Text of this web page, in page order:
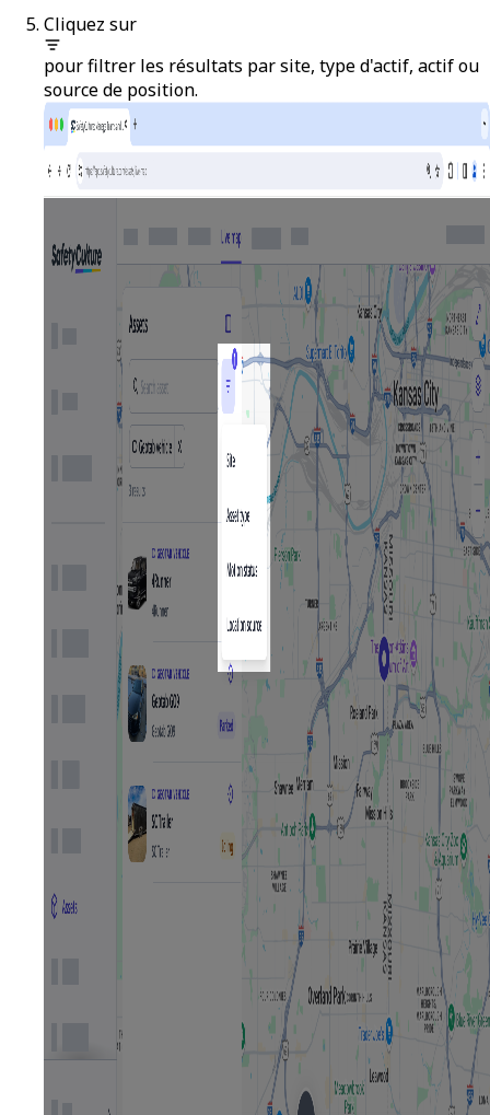
Cliquez sur
pour filtrer les résultats par site, type d'actif, actif ou
source de position.